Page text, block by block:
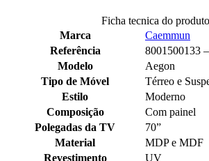
Ficha tecnica do produto
Marca
Caemmun
Referência
8001500133
Modelo
Aegon
Tipo de Móvel
Térreo e
Estilo
Moderno
Composição
Com painel
Polegadas da TV
70”
Material
MDP e MDF
Revestimento
UV